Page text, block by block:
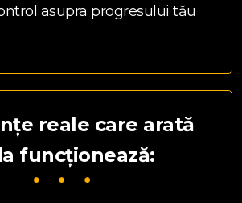
asupra progresului tău
reale care arată
funcționează: